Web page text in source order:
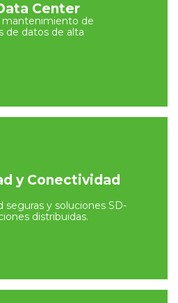
Center
mantenimiento de
de datos de alta
y Conectividad
seguras y soluciones SD-
distribuidas.